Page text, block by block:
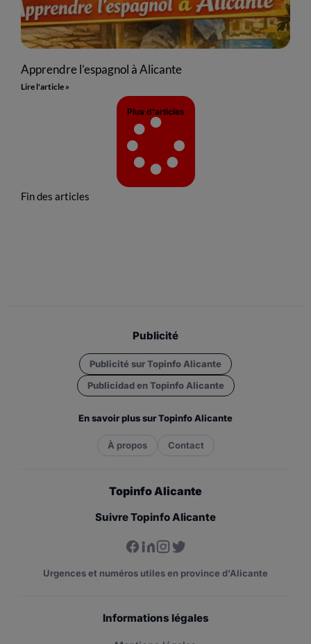
Apprendre l’espagnol à Alicante
Lire l'article »
Plus d'articles
Fin des articles
Publicité
Publicité sur Topinfo Alicante
Publicidad en Topinfo Alicante
En savoir plus sur Topinfo Alicante
À propos Contact
Topinfo Alicante
Suivre Topinfo Alicante
Urgences et numéros utiles en province d'Alicante
Informations légales